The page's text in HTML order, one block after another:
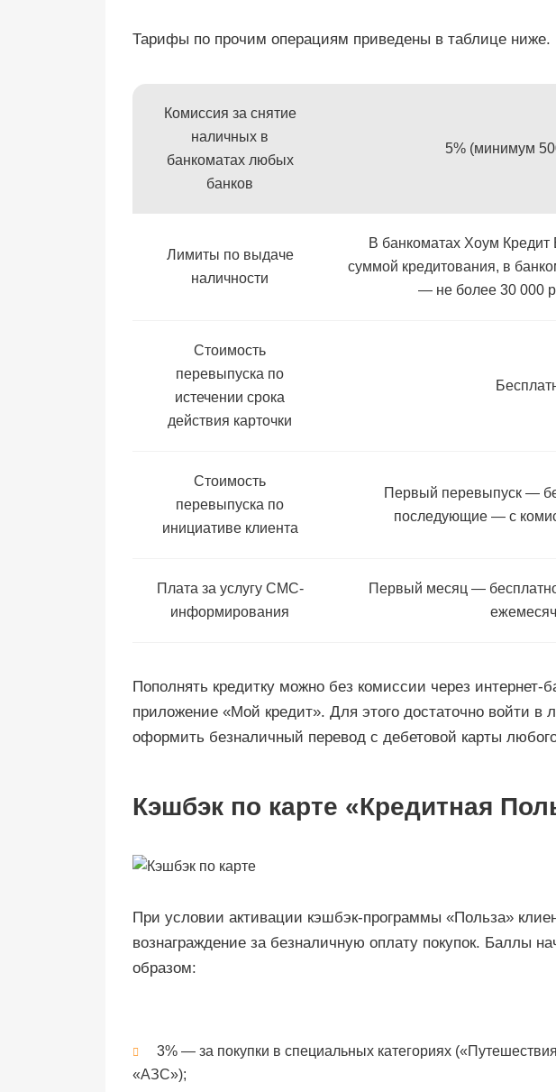
Тарифы по прочим операциям приведены в таблице ниже.
Комиссия за снятие
наличных в
банкоматах любых
банков
5% (минимум
Лимиты по выдаче
наличности
В банкоматах Хоум
суммой кредитования, в
— не более 30 000
Стоимость
перевыпуска по
истечении срока
действия карточки
Стоимость
перевыпуска по
инициативе клиента
Первый перевыпуск —
последующие — с
Плата за услугу СМС-
информирования
Первый месяц —
Пополнять кредитку можно без комиссии через
приложение «Мой кредит». Для этого достаточно войти в
оформить безналичный перевод с дебетовой карты
Кэшбэк по карте «Кредитная
При условии активации кэшбэк-программы «Польза»
вознаграждение за безналичную оплату покупок. Баллы
образом:
3% — за покупки в специальных категориях
«АЗС»);